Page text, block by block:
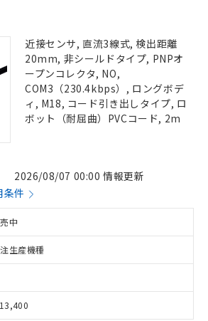
近接センサ, 直流3線式, 検出距離
20mm, 非シールドタイプ, PNPオ
ープンコレクタ, NO,
COM3（230.4kbps）, ロングボデ
ィ, M18, コード引き出しタイプ, ロ
ボット（耐屈曲）PVCコード, 2m
2026/08/07 00:00 情報更新
条件
中
生産機種